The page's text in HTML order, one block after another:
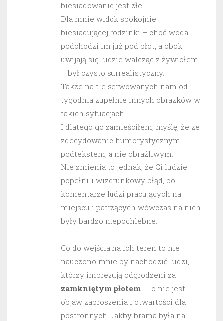
biesiadowanie jest złe.
Dla mnie widok spokojnie
biesiadującej rodzinki – choć woda
podchodzi im już pod płot, a obok
uwijają się ludzie walcząc z żywiołem
– był czysto surrealistyczny.
Także na tle serwowanych nam od
tygodnia zupełnie innych obrazków w
takich sytuacjach.
I dlatego go zamieściłem, myślę, że ze
zdecydowanie humorystycznym
podtekstem, a nie obraźliwym.
Nie zmienia to jednak, że Ci ludzie
popełnili wizerunkowy błąd, bo
komentarze ludzi pracujących na
miejscu i patrzących wówczas na nich
były bardzo niepochlebne.
Co do wejścia na ich teren to nie
nauczono mnie by nachodzić ludzi,
którzy imprezują odgrodzeni za
zamkniętym płotem . To nie jest
objaw zaproszenia i otwartości dla
postronnych. Jakby brama była na